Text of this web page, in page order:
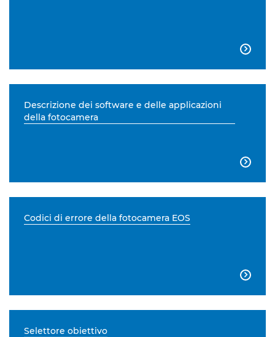

Descrizione dei software e delle applicazioni
della fotocamera

Codici di errore della fotocamera EOS

Selettore obiettivo